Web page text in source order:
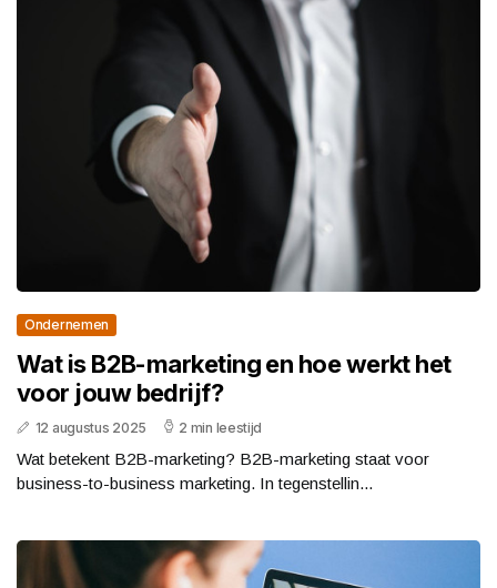
Ondernemen
Wat is B2B-marketing en hoe werkt het
voor jouw bedrijf?
12 augustus 2025 2 min leestijd
Wat betekent B2B-marketing? B2B-marketing staat voor
business-to-business marketing. In tegenstellin...